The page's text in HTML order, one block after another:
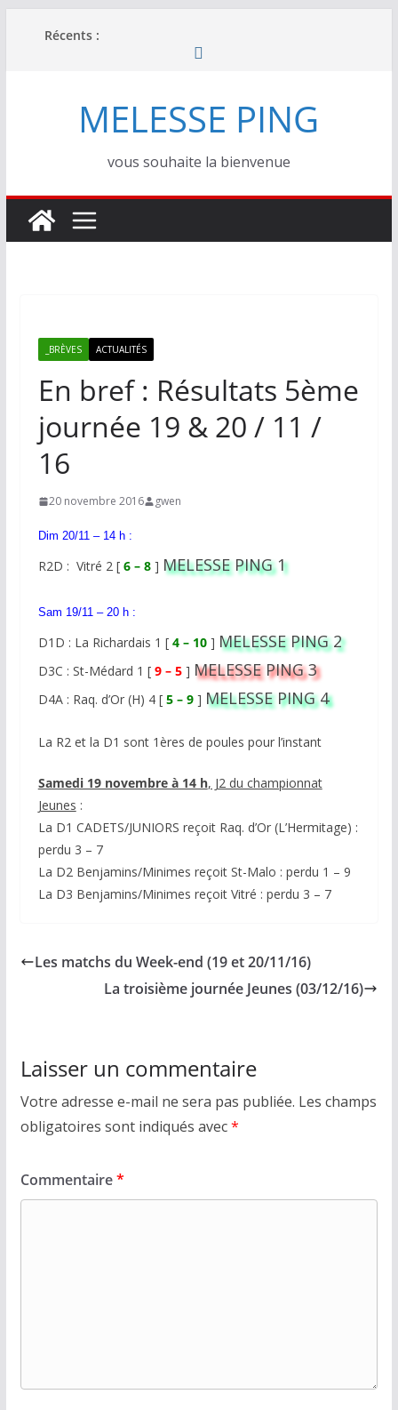
Récents :
MELESSE PING
vous souhaite la bienvenue
_BRÈVES ACTUALITÉS
En bref : Résultats 5ème
journée 19 & 20 / 11 /
16
20 novembre 2016 gwen
Dim 20/11 – 14 h :
R2D : Vitré 2 [ 6 – 8 ] MELESSE PING 1
Sam 19/11 – 20 h :
D1D : La Richardais 1 [ 4 – 10 ] MELESSE PING 2
D3C : St-Médard 1 [ 9 – 5 ] MELESSE PING 3
D4A : Raq. d’Or (H) 4 [ 5 – 9 ] MELESSE PING 4
La R2 et la D1 sont 1ères de poules pour l’instant
Samedi 19 novembre à 14 h, J2 du championnat
Jeunes :
La D1 CADETS/JUNIORS reçoit Raq. d’Or (L’Hermitage) :
perdu 3 – 7
La D2 Benjamins/Minimes reçoit St-Malo : perdu 1 – 9
La D3 Benjamins/Minimes reçoit Vitré : perdu 3 – 7
Les matchs du Week-end (19 et 20/11/16)
La troisième journée Jeunes (03/12/16)
Laisser un commentaire
Votre adresse e-mail ne sera pas publiée. Les champs
obligatoires sont indiqués avec*
Commentaire*